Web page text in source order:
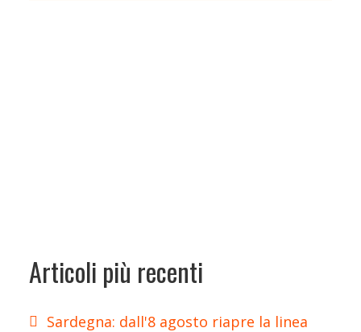
Articoli più recenti
Sardegna: dall'8 agosto riapre la linea